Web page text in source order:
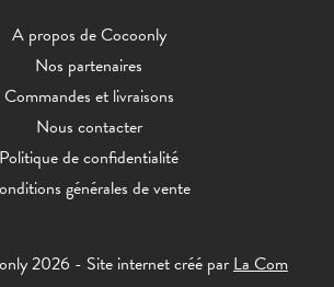
A propos de Cocoonly
Nos partenaires
Commandes et livraisons
Nous contacter
Politique de confidentialité
générales de vente
2026 - Site internet créé parLa Com